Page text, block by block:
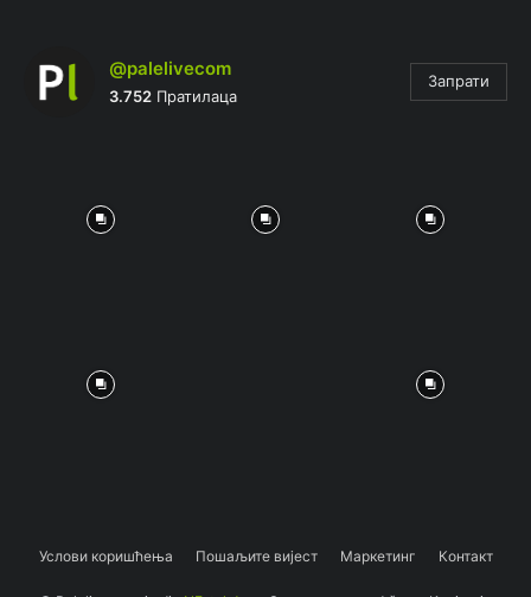
@palelivecom
3.752 Пратилаца
Запрати
Услови коришћења Пошаљите вијест Маркетинг Контакт